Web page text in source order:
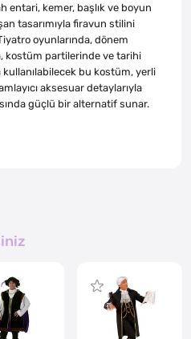
entari, kemer, başlık ve boyun
tasarımıyla firavun stilini
oyunlarında, dönem
kostüm partilerinde ve tarihi
kullanılabilecek bu kostüm, yerli
aksesuar detaylarıyla
güçlü bir alternatif sunar.